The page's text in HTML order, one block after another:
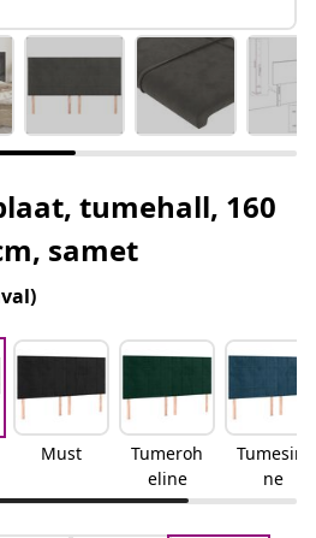
tumehall, 160
samet
Must
Tumeroh
eline
Tumesini
ne